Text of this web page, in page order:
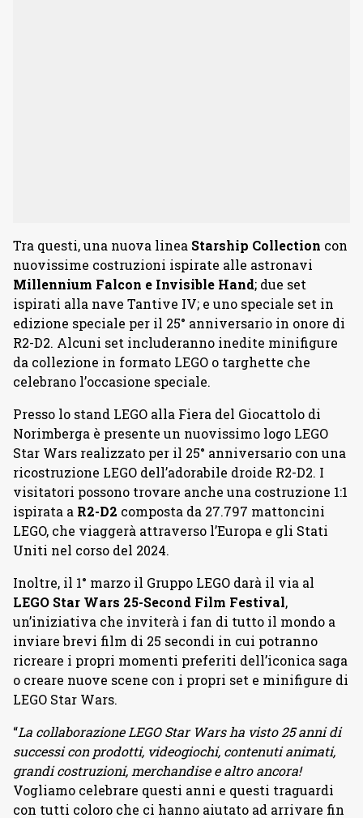
Tra questi, una nuova linea Starship Collection con
nuovissime costruzioni ispirate alle astronavi
Millennium Falcon e Invisible Hand; due set
ispirati alla nave Tantive IV; e uno speciale set in
edizione speciale per il 25° anniversario in onore di
R2-D2. Alcuni set includeranno inedite minifigure
da collezione in formato LEGO o targhette che
celebrano l’occasione speciale.
Presso lo stand LEGO alla Fiera del Giocattolo di
Norimberga è presente un nuovissimo logo LEGO
Star Wars realizzato per il 25° anniversario con una
ricostruzione LEGO dell’adorabile droide R2-D2. I
visitatori possono trovare anche una costruzione 1:1
ispirata a R2-D2 composta da 27.797 mattoncini
LEGO, che viaggerà attraverso l’Europa e gli Stati
Uniti nel corso del 2024.
Inoltre, il 1° marzo il Gruppo LEGO darà il via al
LEGO Star Wars 25-Second Film Festival,
un’iniziativa che inviterà i fan di tutto il mondo a
inviare brevi film di 25 secondi in cui potranno
ricreare i propri momenti preferiti dell’iconica saga
o creare nuove scene con i propri set e minifigure di
LEGO Star Wars.
“La collaborazione LEGO Star Wars ha visto 25 anni di
successi con prodotti, videogiochi, contenuti animati,
grandi costruzioni, merchandise e altro ancora!
Vogliamo celebrare questi anni e questi traguardi
con tutti coloro che ci hanno aiutato ad arrivare fin